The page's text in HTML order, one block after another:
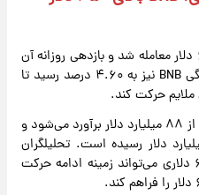
بایننس‌کوین امروز در محدوده ۶۵۴ دلار معامله شد و بازدهی روزانه آن
۰.۳۷ درصد ثبت شد. بازدهی هفتگی BNB نیز به ۴.۶۰ درصد رسید تا
حرکت کند.
ارزش بازار بایننس‌کوین اکنون بیش از ۸۸ میلیارد دلار برآورد می‌شود و
معاملات روزانه آن به ۱.۷ میلیارد دلار رسیده است. تحلیلگران
تکنیکال معتقدند حفظ حمایت ۶۴۰ دلاری می‌تواند زمینه ادامه حرکت